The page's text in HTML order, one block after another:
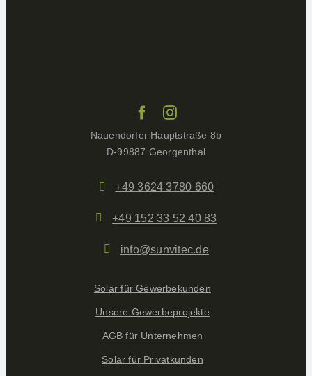
Nauendorfer Hauptstraße 8b
D-99887 Georgenthal
+49 3624 3780 660
+49 152 33 52 40 83
info@sunvitec.de
Solar für Gewerbekunden
Unsere Gewerbeprojekte
AGB für Unternehmen
Solar für Privatkunden